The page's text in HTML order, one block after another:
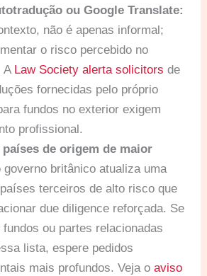
ou Google Translate:
não é apenas informal;
o risco percebido no
A Law Society alerta solicitors de
fornecidas pelo próprio
fundos no exterior exigem
profissional.
de origem de maior
governo britânico atualiza uma
terceiros de alto risco que
due diligence reforçada. Se
ou partes relacionadas
lista, espere pedidos
mais profundos. Veja oaviso